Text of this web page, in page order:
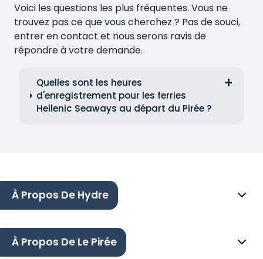
Voici les questions les plus fréquentes. Vous ne
trouvez pas ce que vous cherchez ? Pas de souci,
entrer en contact et nous serons ravis de
répondre à votre demande.
Quelles sont les heures
d'enregistrement pour les ferries
Hellenic Seaways au départ du Pirée ?
À Propos De Hydre
À Propos De Le Pirée